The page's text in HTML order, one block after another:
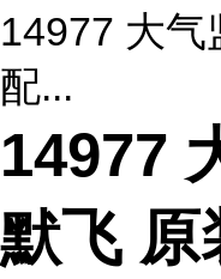
14977 大气
配...
14977
默飞 原